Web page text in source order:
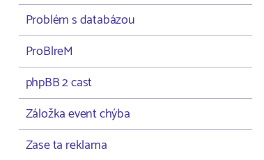
Problém s databázou
ProBlreM
phpBB 2 cast
Záložka event chýba
Zase ta reklama